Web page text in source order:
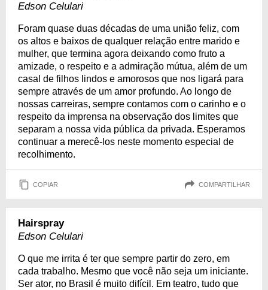
Edson Celulari
Foram quase duas décadas de uma união feliz, com
os altos e baixos de qualquer relação entre marido e
mulher, que termina agora deixando como fruto a
amizade, o respeito e a admiração mútua, além de um
casal de filhos lindos e amorosos que nos ligará para
sempre através de um amor profundo. Ao longo de
nossas carreiras, sempre contamos com o carinho e o
respeito da imprensa na observação dos limites que
separam a nossa vida pública da privada. Esperamos
continuar a merecê-los neste momento especial de
recolhimento.
COPIAR COMPARTILHAR
Hairspray
Edson Celulari
O que me irrita é ter que sempre partir do zero, em
cada trabalho. Mesmo que você não seja um iniciante.
Ser ator, no Brasil é muito difícil. Em teatro, tudo que